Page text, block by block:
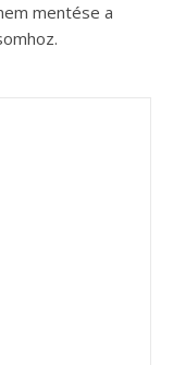
mentése a